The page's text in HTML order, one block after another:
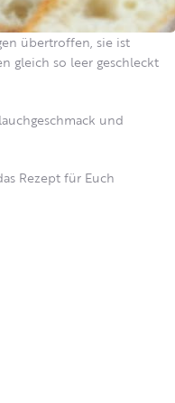
übertroffen, sie ist
gleich so leer geschleckt
und
Rezept für Euch